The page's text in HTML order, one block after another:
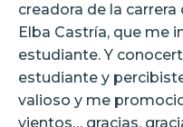
creadora de la
Elba Castría, que me
estudiante. Y
estudiante y
valioso y me
vientos… gracias,